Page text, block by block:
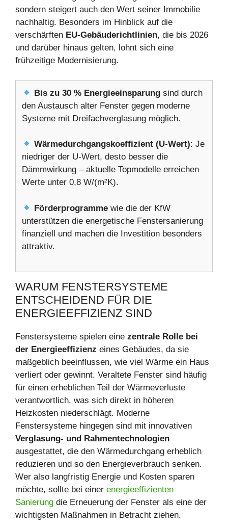
sondern steigert auch den Wert seiner Immobilie
nachhaltig. Besonders im Hinblick auf die
verschärften EU-Gebäuderichtlinien, die bis 2026
und darüber hinaus gelten, lohnt sich eine
frühzeitige Modernisierung.
Bis zu 30 % Energieeinsparung sind durch
den Austausch alter Fenster gegen moderne
Systeme mit Dreifachverglasung möglich.
Wärmedurchgangskoeffizient (U-Wert): Je
niedriger der U-Wert, desto besser die
Dämmwirkung – aktuelle Topmodelle erreichen
Werte unter 0,8 W/(m²K).
Förderprogramme wie die der KfW
unterstützen die energetische Fenstersanierung
finanziell und machen die Investition besonders
attraktiv.
WARUM FENSTERSYSTEME
ENTSCHEIDEND FÜR DIE
ENERGIEEFFIZIENZ SIND
Fenstersysteme spielen eine zentrale Rolle bei
der Energieeffizienz eines Gebäudes, da sie
maßgeblich beeinflussen, wie viel Wärme ein Haus
verliert oder gewinnt. Veraltete Fenster sind häufig
für einen erheblichen Teil der Wärmeverluste
verantwortlich, was sich direkt in höheren
Heizkosten niederschlägt. Moderne
Fenstersysteme hingegen sind mit innovativen
Verglasung- und Rahmentechnologien
ausgestattet, die den Wärmedurchgang erheblich
reduzieren und so den Energieverbrauch senken.
Wer also langfristig Energie und Kosten sparen
möchte, sollte bei einer energieeffizienten
Sanierung die Erneuerung der Fenster als eine der
wichtigsten Maßnahmen in Betracht ziehen.